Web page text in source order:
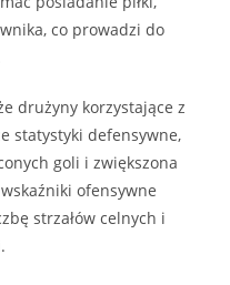
co prowadzi do
drużyny korzystające z
statystyki defensywne,
goli i zwiększona
ofensywne
strzałów celnych i